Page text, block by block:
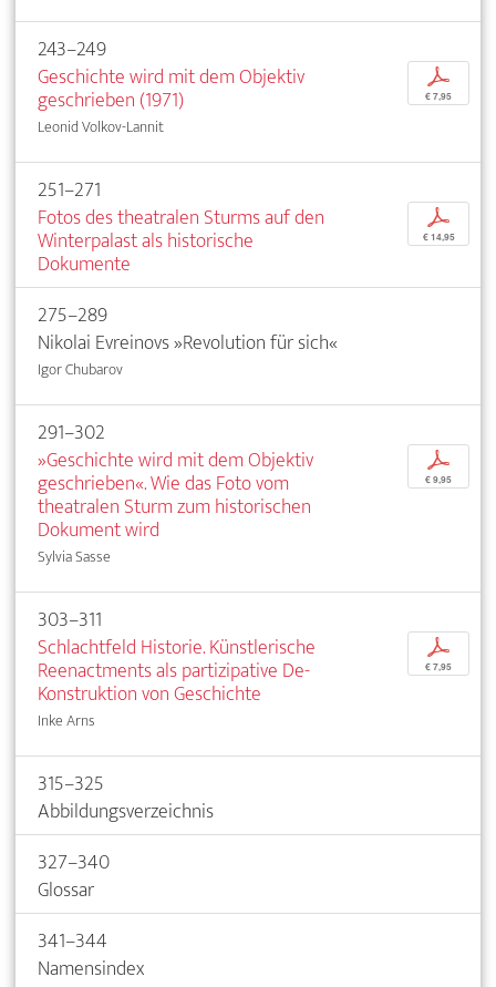
243–249
Geschichte wird mit dem Objektiv
geschrieben (1971)
Leonid Volkov-Lannit
p
€ 7,95
251–271
Fotos des theatralen Sturms auf den
Winterpalast als historische
Dokumente
p
€ 14,95
275–289
Nikolai Evreinovs »Revolution für sich«
Igor Chubarov
291–302
»Geschichte wird mit dem Objektiv
geschrieben«. Wie das Foto vom
theatralen Sturm zum historischen
Dokument wird
Sylvia Sasse
p
€ 9,95
303–311
Schlachtfeld Historie. Künstlerische
Reenactments als partizipative De-
Konstruktion von Geschichte
Inke Arns
p
€ 7,95
315–325
Abbildungsverzeichnis
327–340
Glossar
341–344
Namensindex